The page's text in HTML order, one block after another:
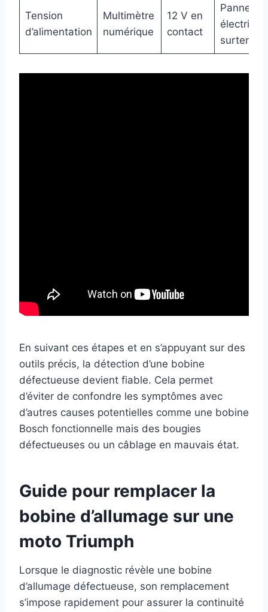
Tension
d’alimentation
Multimètre
numérique
12 V en
contact
Panne
En suivant ces étapes et en s’appuyant sur des
outils précis, la détection d’une bobine
défectueuse devient fiable. Cela permet
d’éviter de confondre les symptômes avec
d’autres causes potentielles comme une bobine
Bosch fonctionnelle mais des bougies
défectueuses ou un câblage en mauvais état.
Guide pour remplacer la
bobine d’allumage sur une
moto Triumph
Lorsque le diagnostic révèle une bobine
d’allumage défectueuse, son remplacement
s’impose rapidement pour assurer la continuité